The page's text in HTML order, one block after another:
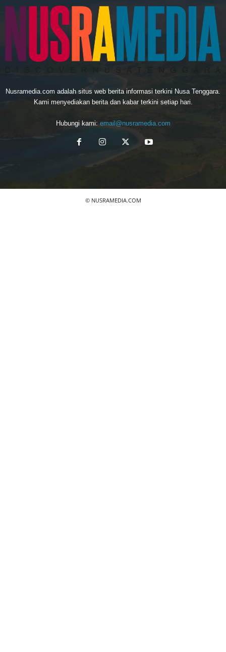
Nusramedia.com adalah situs web berita informasi terkini Nusa Tenggara.
Kami menyediakan berita dan kabar terkini setiap hari.
Hubungi kami: email@nusramedia.com
© NUSRAMEDIA.COM